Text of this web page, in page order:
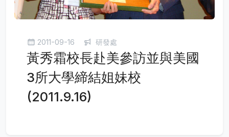
2011-09-16 研發處
黃秀霜校長赴美參訪並與美國
3所大學締結姐妹校
(2011.9.16)